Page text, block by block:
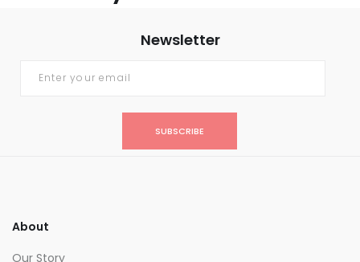
Newsletter
SUBSCRIBE
About
Our Story